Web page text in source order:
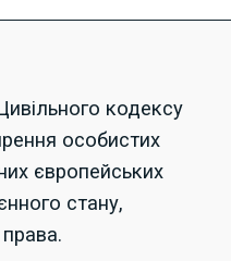
кодексу
особистих
європейських
стану,
права.